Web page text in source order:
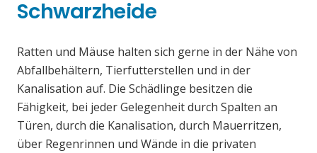
Schwarzheide
Ratten und Mäuse halten sich gerne in der Nähe von
Abfallbehältern, Tierfutterstellen und in der
Kanalisation auf. Die Schädlinge besitzen die
Fähigkeit, bei jeder Gelegenheit durch Spalten an
Türen, durch die Kanalisation, durch Mauerritzen,
über Regenrinnen und Wände in die privaten